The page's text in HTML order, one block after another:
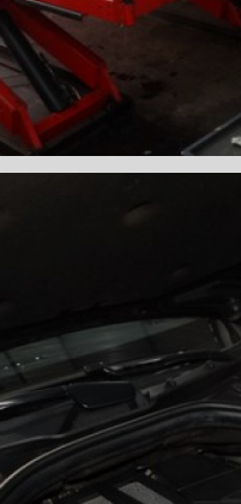
DIREÇÃO HIDRÁULICA
DIREÇÃO HIDRÁULICA
FREIO ABS
SENSOR DE FREIO ABS